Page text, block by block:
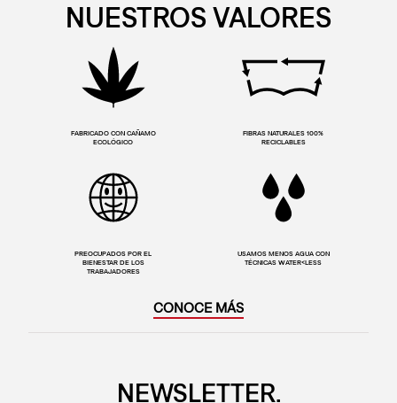
NUESTROS VALORES
FABRICADO CON CAÑAMO
ECOLÓGICO
FIBRAS NATURALES 100%
RECICLABLES
PREOCUPADOS POR EL
BIENESTAR DE LOS
TRABAJADORES
USAMOS MENOS AGUA CON
TÉCNICAS WATER<LESS
CONOCE MÁS
NEWSLETTER.